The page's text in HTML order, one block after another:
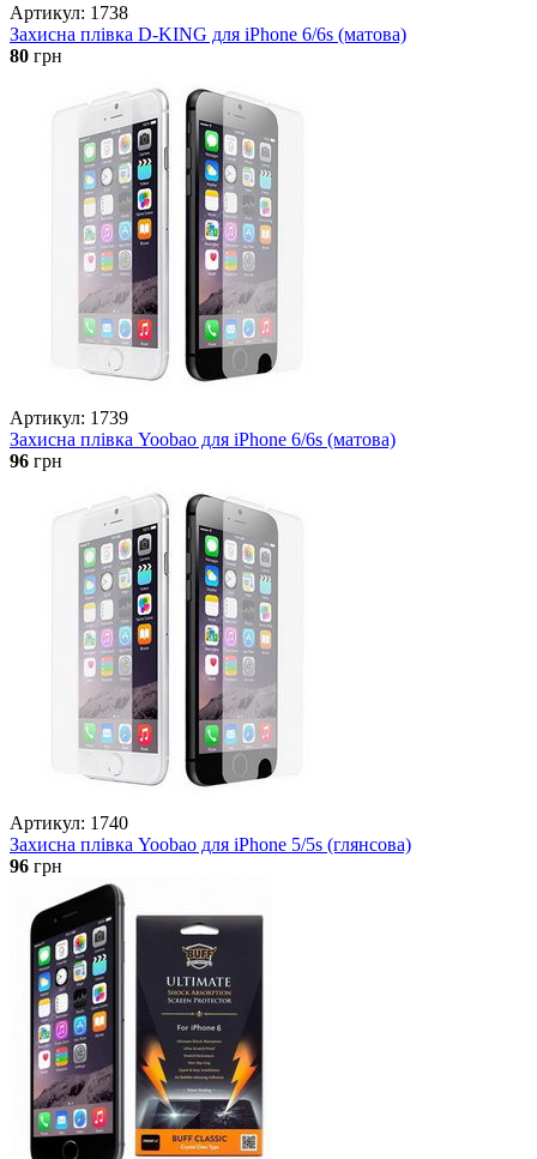
Артикул: 1738
Захисна плівка D-KING для iPhone 6/6s (матова)
80 грн
Артикул: 1739
Захисна плівка Yoobao для iPhone 6/6s (матова)
96 грн
Артикул: 1740
Захисна плівка Yoobao для iPhone 5/5s (глянсова)
96 грн